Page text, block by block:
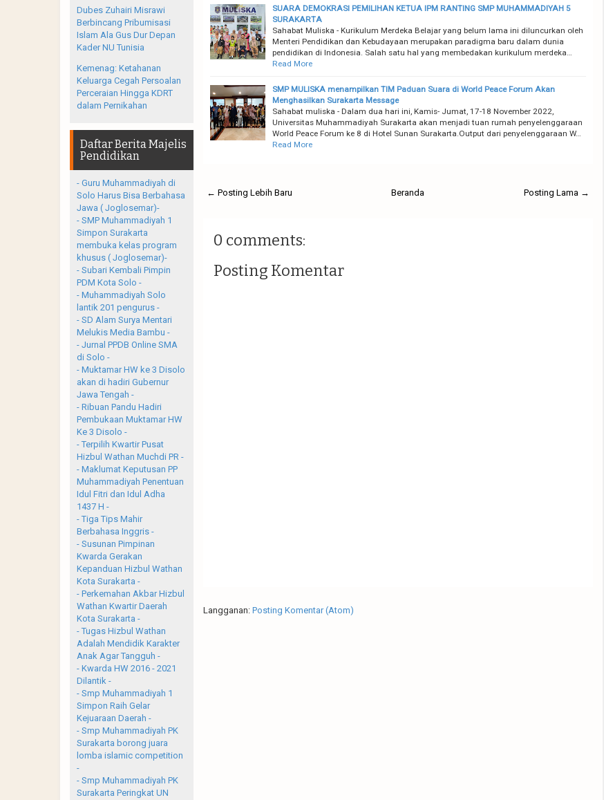
SUARA DEMOKRASI PEMILIHAN KETUA IPM RANTING SMP MUHAMMADIYAH 5
SURAKARTA
Sahabat Muliska - Kurikulum Merdeka Belajar yang belum lama ini diluncurkan oleh
Menteri Pendidikan dan Kebudayaan merupakan paradigma baru dalam dunia
pendidikan di Indonesia. Salah satu hal yang membedakan kurikulum merdeka…
Read More
SMP MULISKA menampilkan TIM Paduan Suara di World Peace Forum Akan
Menghasilkan Surakarta Message
Sahabat muliska - Dalam dua hari ini, Kamis- Jumat, 17-18 November 2022,
Universitas Muhammadiyah Surakarta akan menjadi tuan rumah penyelenggaraan
World Peace Forum ke 8 di Hotel Sunan Surakarta.Output dari penyelenggaraan W…
Read More
← Posting Lebih Baru Posting Lama →
Beranda
0 comments:
Posting Komentar
Langganan: Posting Komentar (Atom)
Dubes Zuhairi Misrawi
Berbincang Pribumisasi
Islam Ala Gus Dur Depan
Kader NU Tunisia
Kemenag: Ketahanan
Keluarga Cegah Persoalan
Perceraian Hingga KDRT
dalam Pernikahan
Daftar Berita Majelis
Pendidikan
- Guru Muhammadiyah di
Solo Harus Bisa Berbahasa
Jawa ( Joglosemar)-
- SMP Muhammadiyah 1
Simpon Surakarta
membuka kelas program
khusus ( Joglosemar)-
- Subari Kembali Pimpin
PDM Kota Solo -
- Muhammadiyah Solo
lantik 201 pengurus -
- SD Alam Surya Mentari
Melukis Media Bambu -
- Jurnal PPDB Online SMA
di Solo -
- Muktamar HW ke 3 Disolo
akan di hadiri Gubernur
Jawa Tengah -
- Ribuan Pandu Hadiri
Pembukaan Muktamar HW
Ke 3 Disolo -
- Terpilih Kwartir Pusat
Hizbul Wathan Muchdi PR -
- Maklumat Keputusan PP
Muhammadiyah Penentuan
Idul Fitri dan Idul Adha
1437 H -
- Tiga Tips Mahir
Berbahasa Inggris -
- Susunan Pimpinan
Kwarda Gerakan
Kepanduan Hizbul Wathan
Kota Surakarta -
- Perkemahan Akbar Hizbul
Wathan Kwartir Daerah
Kota Surakarta -
- Tugas Hizbul Wathan
Adalah Mendidik Karakter
Anak Agar Tangguh -
- Kwarda HW 2016 - 2021
Dilantik -
- Smp Muhammadiyah 1
Simpon Raih Gelar
Kejuaraan Daerah -
- Smp Muhammadiyah PK
Surakarta borong juara
lomba islamic competition
-
- Smp Muhammadiyah PK
Surakarta Peringkat UN